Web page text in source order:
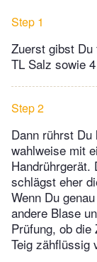
Step 1
Zuerst gibst Du
TL Salz sowie
Step 2
Dann rührst Du
wahlweise mit
Handrührgerät.
schlägst eher
Wenn Du
andere Blase
Prüfung, ob
Teig zähflüssig